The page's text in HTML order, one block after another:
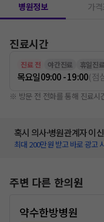
병원정보 가
진료시간
진료 전 야간진료 휴일진료
목요일09:00 - 19:00(점
※ 방문 전 전화를 통해 진료시
혹시 의사·병원관계자 이
최대 200만원 받고 바로 광고
주변 다른 한의원
약수한방병원